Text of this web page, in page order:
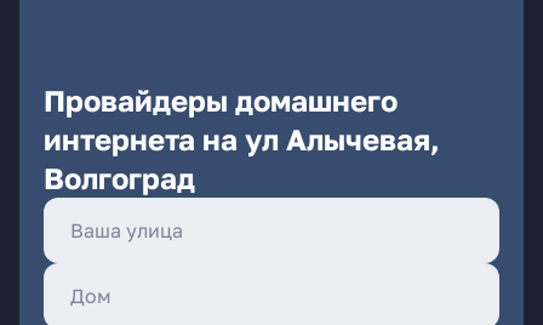
Провайдеры домашнего
интернета на ул Алычевая,
Волгоград